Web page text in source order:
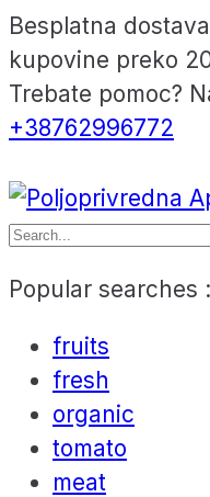
Besplatna
kupovine preko
Trebate pomoc?
+38762996772
Popular searches :
fruits
fresh
organic
tomato
meat